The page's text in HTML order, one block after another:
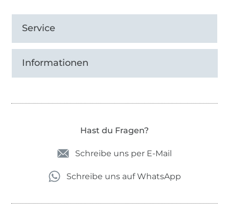
Service
Informationen
Hast du Fragen?
Schreibe uns per E-Mail
Schreibe uns auf WhatsApp